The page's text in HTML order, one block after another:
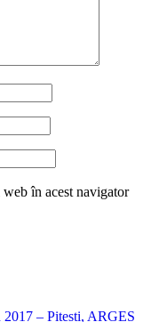
în acest navigator
– Pitesti, ARGES